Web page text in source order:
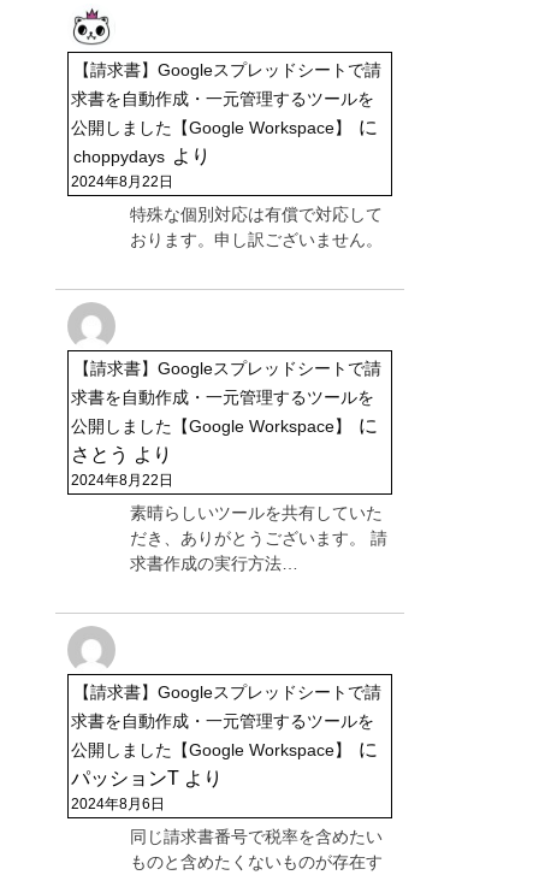
【請求書】Googleスプレッドシートで請
求書を自動作成・一元管理するツールを
公開しました【Google Workspace】
に
choppydays より
2024年8月22日
特殊な個別対応は有償で対応して
おります。申し訳ございません。
【請求書】Googleスプレッドシートで請
求書を自動作成・一元管理するツールを
公開しました【Google Workspace】
に
さとう より
2024年8月22日
素晴らしいツールを共有していた
だき、ありがとうございます。 請
求書作成の実行方法…
【請求書】Googleスプレッドシートで請
求書を自動作成・一元管理するツールを
公開しました【Google Workspace】
に
パッションT より
2024年8月6日
同じ請求書番号で税率を含めたい
ものと含めたくないものが存在す